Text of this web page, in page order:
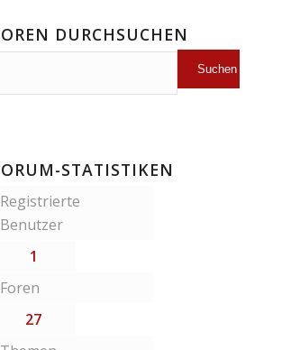
DURCHSUCHEN
STATISTIKEN
Registrierte
Benutzer
1
Foren
27